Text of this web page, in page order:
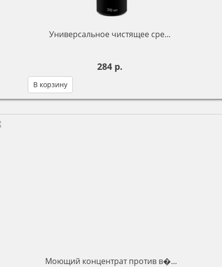
Универсальное чистящее сре...
284 р.
В корзину
Моющий концентрат против в�...